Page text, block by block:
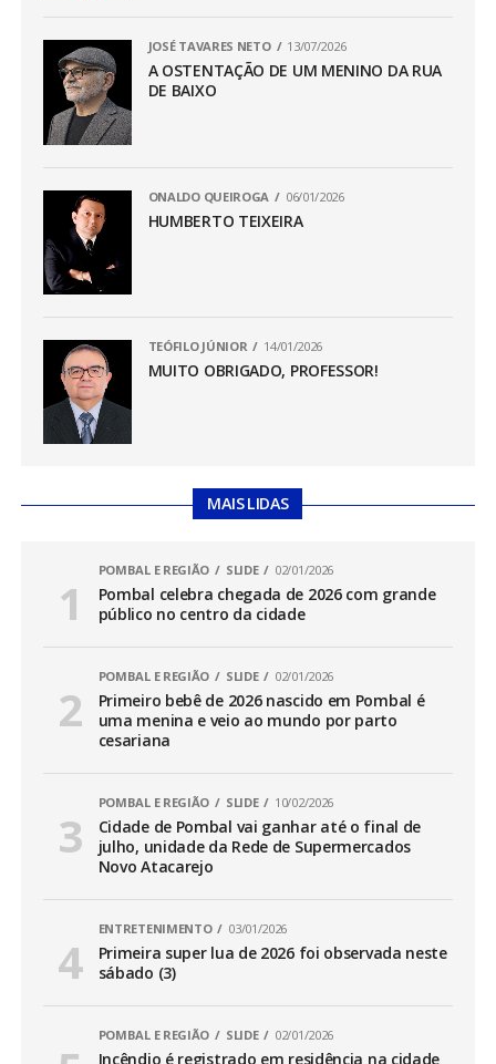
JOSÉ TAVARES NETO 13/07/2026
A OSTENTAÇÃO DE UM MENINO DA RUA
DE BAIXO
ONALDO QUEIROGA 06/01/2026
HUMBERTO TEIXEIRA
TEÓFILO JÚNIOR 14/01/2026
MUITO OBRIGADO, PROFESSOR!
MAIS LIDAS
POMBAL E REGIÃO SLIDE 02/01/2026
Pombal celebra chegada de 2026 com grande
público no centro da cidade
POMBAL E REGIÃO SLIDE 02/01/2026
Primeiro bebê de 2026 nascido em Pombal é
uma menina e veio ao mundo por parto
cesariana
POMBAL E REGIÃO SLIDE 10/02/2026
Cidade de Pombal vai ganhar até o final de
julho, unidade da Rede de Supermercados
Novo Atacarejo
ENTRETENIMENTO 03/01/2026
Primeira super lua de 2026 foi observada neste
sábado (3)
POMBAL E REGIÃO SLIDE 02/01/2026
Incêndio é registrado em residência na cidade